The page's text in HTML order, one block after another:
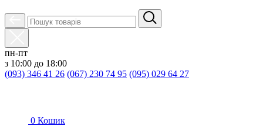
пн-пт
з 10:00 до 18:00
(093) 346 41 26 (067) 230 74 95 (095) 029 64 27
0 Кошик